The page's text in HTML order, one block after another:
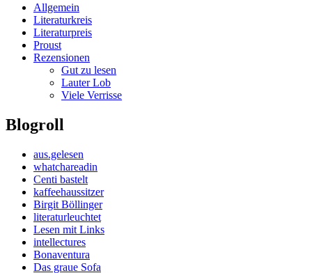
Allgemein
Literaturkreis
Literaturpreis
Proust
Rezensionen
Gut zu lesen
Lauter Lob
Viele Verrisse
Blogroll
aus.gelesen
whatchareadin
Centi bastelt
kaffeehaussitzer
Birgit Böllinger
literaturleuchtet
Lesen mit Links
intellectures
Bonaventura
Das graue Sofa